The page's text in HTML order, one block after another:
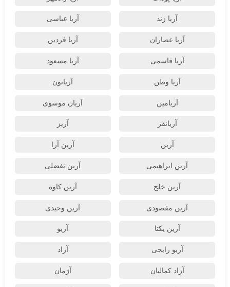
آریا زند آریا عباسی
آریا عصاران آریا فردین
آریا قاسمی آریا مسعود
آریا وطن آریاتون
آریامین آریان موسوی
آریانفر آریز
آرین آرین آرا
آرین ابراهیمی آرین تفضلی
آرین خلج آرین کاوه
آرین مقصودی آرین وحیدی
آرین یکتا آریو
آریو رایجی آزاد
آزاد کمالیان آژمان